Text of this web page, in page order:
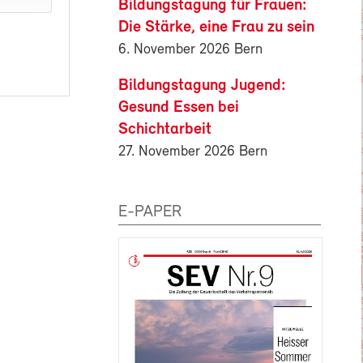
Bildungstagung für Frauen:
Die Stärke, eine Frau zu sein
6. November 2026 Bern
Bildungstagung Jugend:
Gesund Essen bei
Schichtarbeit
27. November 2026 Bern
E-PAPER